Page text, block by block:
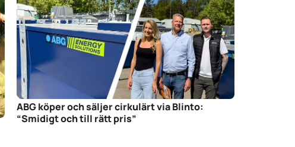
ABG köper och säljer cirkulärt via Blinto:
“Smidigt och till rätt pris”